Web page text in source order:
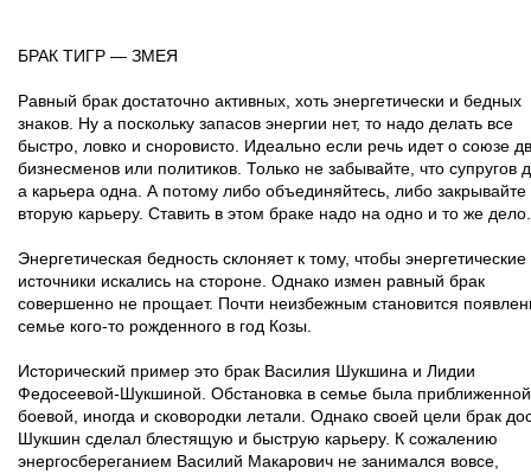
БРАК ТИГР — ЗМЕЯ
Равный брак достаточно активных, хоть энергетически и бедных
знаков. Ну а поскольку запасов энергии нет, то надо делать все
быстро, ловко и сноровисто. Идеально если речь идет о союзе
бизнесменов или политиков. Только не забывайте, что супругов
а карьера одна. А потому либо объединяйтесь, либо закрывайте
вторую карьеру. Ставить в этом браке надо на одно и то же дело.
Энергетическая бедность склоняет к тому, чтобы энергетические
источники искались на стороне. Однако измен равный брак
совершенно не прощает. Почти неизбежным становится
семье кого-то рожденного в год Козы.
Исторический пример это брак Василия Шукшина и Лидии
Федосеевой-Шукшиной. Обстановка в семье была
боевой, иногда и сковородки летали. Однако своей цели брак
Шукшин сделал блестящую и быструю карьеру. К сожалению
энергосбереганием Василий Макарович не занимался вовсе,